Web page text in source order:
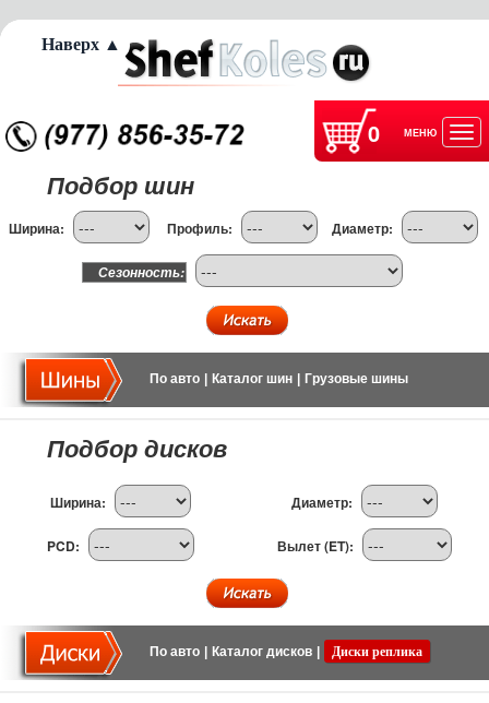
0 МЕНЮ
Подбор шин
Ширина: Профиль: Диаметр:
Сезонность:
По авто Каталог шин Грузовые шины
Подбор дисков
Ширина: Диаметр:
PCD: Вылет (ET):
По авто Каталог дисков Диски реплика
Наверх ▲